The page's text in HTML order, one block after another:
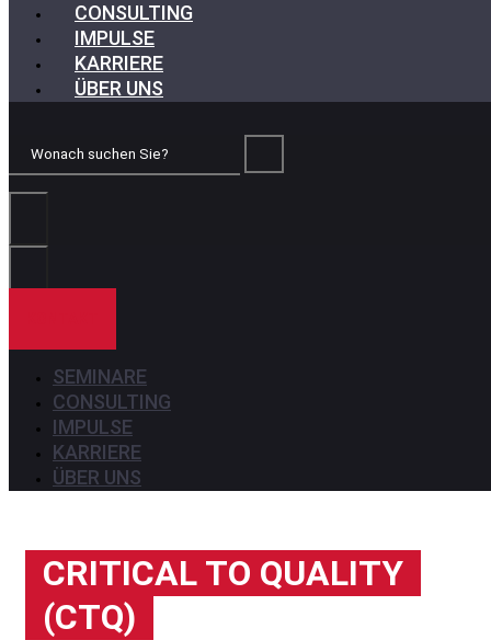
CONSULTING
IMPULSE
KARRIERE
ÜBER UNS
Wonach
Sie?
SEMINARE
CONSULTING
IMPULSE
KARRIERE
ÜBER UNS
CRITICAL TO QUALITY
(CTQ)